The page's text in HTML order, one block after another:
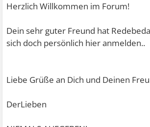
Herzlich Willkommen im Forum!
Dein sehr guter Freund hat
sich doch persönlich hier anmelden..
Liebe Grüße an Dich und Deinen
DerLieben